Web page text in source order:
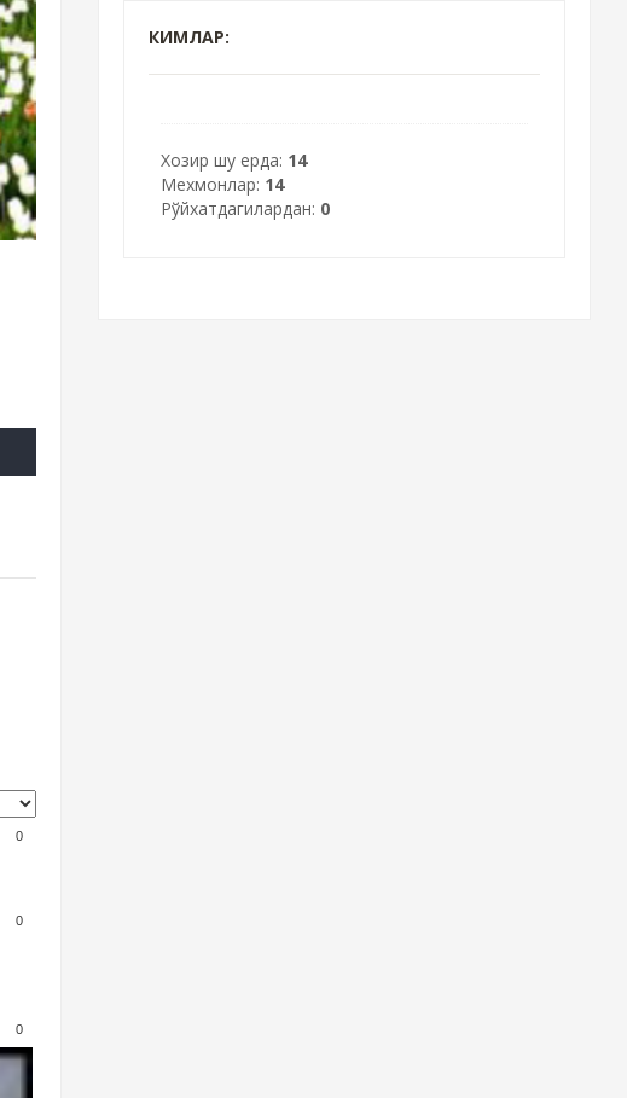
0
0
0
КИМЛАР:
Хозир шу ерда: 14
Мехмонлар: 14
Рўйхатдагилардан: 0